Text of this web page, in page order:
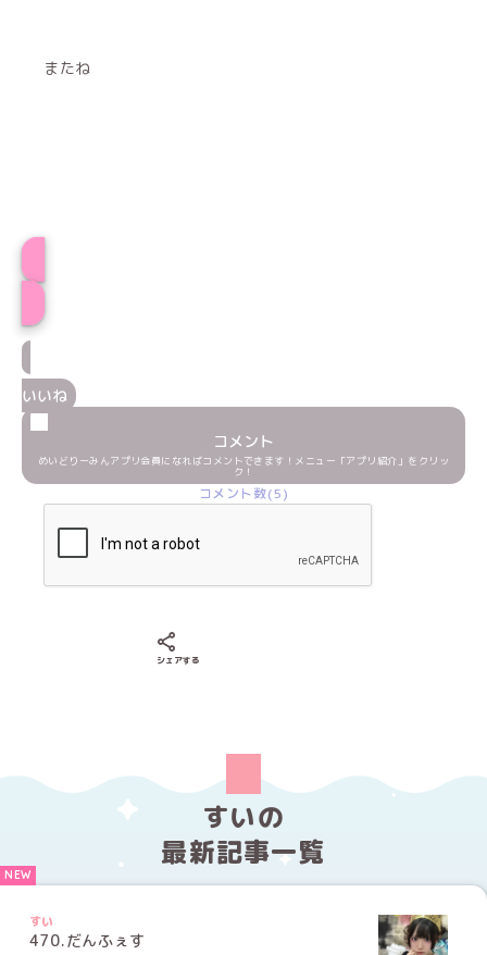
またね
いいね
コメント
めいどりーみんアプリ会員になればコメントできます！メニュー「アプリ紹介」をクリッ
ク！
コメント数(5)
シェアする
すいの
最新記事一覧
すい
470.だんふぇす